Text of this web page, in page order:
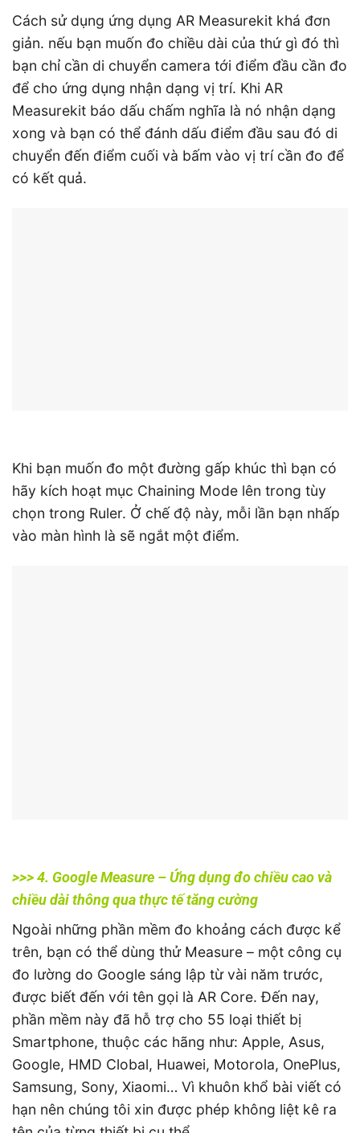
Cách sử dụng ứng dụng AR Measurekit khá đơn
giản. nếu bạn muốn đo chiều dài của thứ gì đó thì
bạn chỉ cần di chuyển camera tới điểm đầu cần đo
để cho ứng dụng nhận dạng vị trí. Khi AR
Measurekit báo dấu chấm nghĩa là nó nhận dạng
xong và bạn có thể đánh dấu điểm đầu sau đó di
chuyển đến điểm cuối và bấm vào vị trí cần đo để
có kết quả.
Khi bạn muốn đo một đường gấp khúc thì bạn có
hãy kích hoạt mục Chaining Mode lên trong tùy
chọn trong Ruler. Ở chế độ này, mỗi lần bạn nhấp
vào màn hình là sẽ ngắt một điểm.
>>> 4. Google Measure – Ứng dụng đo chiều cao và
chiều dài thông qua thực tế tăng cường
Ngoài những phần mềm đo khoảng cách được kể
trên, bạn có thể dùng thử Measure – một công cụ
đo lường do Google sáng lập từ vài năm trước,
được biết đến với tên gọi là AR Core. Đến nay,
phần mềm này đã hỗ trợ cho 55 loại thiết bị
Smartphone, thuộc các hãng như: Apple, Asus,
Google, HMD Clobal, Huawei, Motorola, OnePlus,
Samsung, Sony, Xiaomi… Vì khuôn khổ bài viết có
hạn nên chúng tôi xin được phép không liệt kê ra